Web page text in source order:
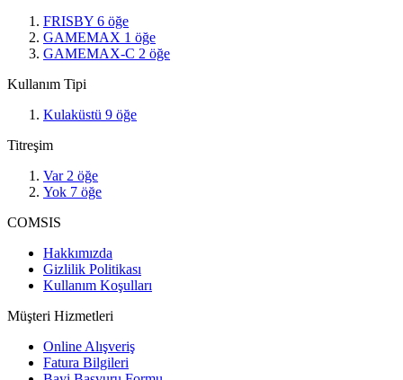
FRISBY 6 öğe
GAMEMAX 1 öğe
GAMEMAX-C 2 öğe
Kullanım Tipi
Kulaküstü 9 öğe
Titreşim
Var 2 öğe
Yok 7 öğe
COMSIS
Hakkımızda
Gizlilik Politikası
Kullanım Koşulları
Müşteri Hizmetleri
Online Alışveriş
Fatura Bilgileri